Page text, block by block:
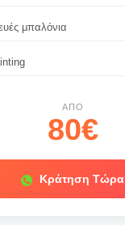
μπαλόνια
ΑΠΌ
80€
Κράτηση Τώρα